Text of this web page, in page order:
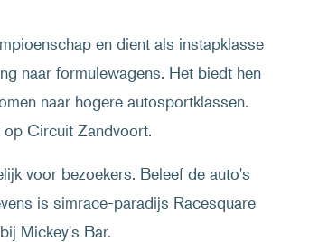
en dient als instapklasse
naar formulewagens. Het biedt hen
naar hogere autosportklassen.
Circuit Zandvoort.
voor bezoekers. Beleef de auto's
is simrace-paradijs Racesquare
Mickey's Bar.